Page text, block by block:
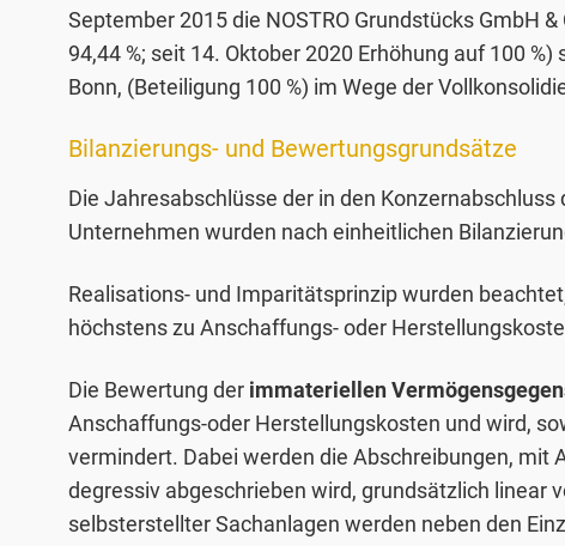
September 2015 die NOSTRO Grundstücks GmbH
94,44 %; seit 14. Oktober 2020 Erhöhung auf 100
Bonn, (Beteiligung 100 %) im Wege der
Bilanzierungs- und Bewertungsgrundsätze
Die Jahresabschlüsse der in den
Unternehmen wurden nach einheitlichen
Realisations- und Imparitätsprinzip wurden
höchstens zu Anschaffungs- oder
Die Bewertung der immateriellen
Anschaffungs-oder Herstellungskosten und wird,
vermindert. Dabei werden die Abschreibungen, mit
degressiv abgeschrieben wird, grundsätzlich linear
selbsterstellter Sachanlagen werden neben den